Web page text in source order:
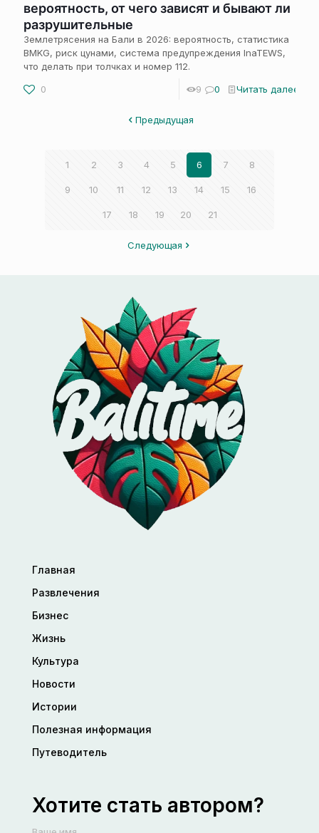
вероятность, от чего зависят и бывают ли
разрушительные
Землетрясения на Бали в 2026: вероятность, статистика
BMKG, риск цунами, система предупреждения InaTEWS,
что делать при толчках и номер 112.
0
9 0 Читать далее
Предыдущая
1 2 3 4 5 6 7 8
9 10 11 12 13 14 15 16
17 18 19 20 21
Следующая
Главная
Развлечения
Бизнес
Жизнь
Культура
Новости
Истории
Полезная информация
Путеводитель
Хотите стать автором?